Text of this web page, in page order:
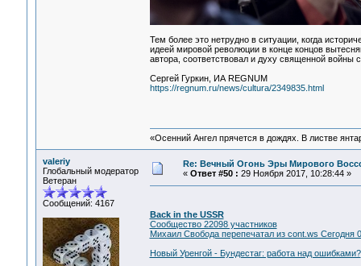
Тем более это нетрудно в ситуации, когда
идеей мировой революции в конце концов
автора, соответствовал и духу священной войны
Сергей Гуркин, ИА REGNUM
https://regnum.ru/news/cultura/2349835.html
«Осенний Ангел прячется в дождях. В листве
valeriy
Глобальный модератор
Ветеран
Сообщений: 4167
Re: Вечный Огонь Эры Мирового
« Ответ #50 : 29 Ноября 2017, 10:28:44 »
Back in the USSR
Сообщество 22098 участников
Михаил Свобода перепечатал из cont.ws Сегодня
Новый Уренгой - Бундестаг: работа над ошибками?